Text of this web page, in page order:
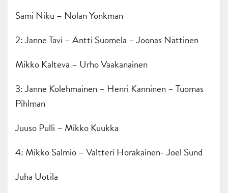
Sami Niku – Nolan Yonkman
2: Janne Tavi – Antti Suomela – Joonas Nättinen
Mikko Kalteva – Urho Vaakanainen
3: Janne Kolehmainen – Henri Kanninen – Tuomas
Pihlman
Juuso Pulli – Mikko Kuukka
4: Mikko Salmio – Valtteri Horakainen- Joel Sund
Juha Uotila